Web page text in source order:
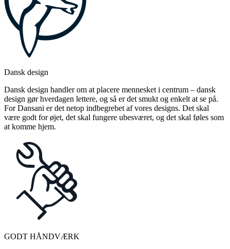
Dansk design
Dansk design handler om at placere mennesket i centrum – dansk
design gør hverdagen lettere, og så er det smukt og enkelt at se på.
For Dansani er det netop indbegrebet af vores designs. Det skal
være godt for øjet, det skal fungere ubesværet, og det skal føles som
at komme hjem.
GODT HÅNDVÆRK